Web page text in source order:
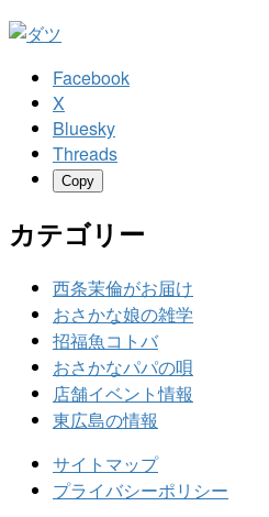
Facebook
X
Bluesky
Threads
Copy
カテゴリー
西条茉倫がお届け
おさかな娘の雑学
招福魚コトバ
おさかなパパの唄
店舗イベント情報
東広島の情報
サイトマップ
プライバシーポリシー